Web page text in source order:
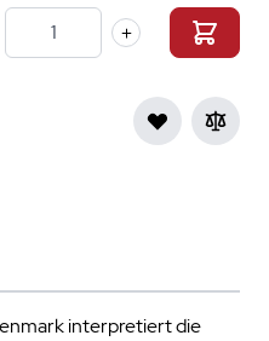
interpretiert die